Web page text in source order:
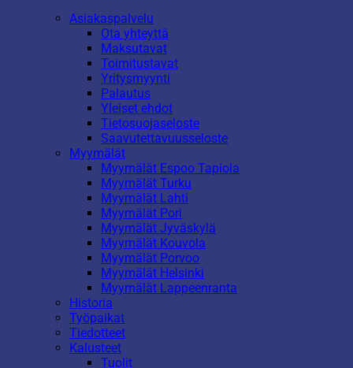
Asiakaspalvelu
Ota yhteyttä
Maksutavat
Toimitustavat
Yritysmyynti
Palautus
Yleiset ehdot
Tietosuojaseloste
Saavutettavuusseloste
Myymälät
Myymälät Espoo Tapiola
Myymälät Turku
Myymälät Lahti
Myymälät Pori
Myymälät Jyväskylä
Myymälät Kouvola
Myymälät Porvoo
Myymälät Helsinki
Myymälät Lappeenranta
Historia
Työpaikat
Tiedotteet
Kalusteet
Tuolit